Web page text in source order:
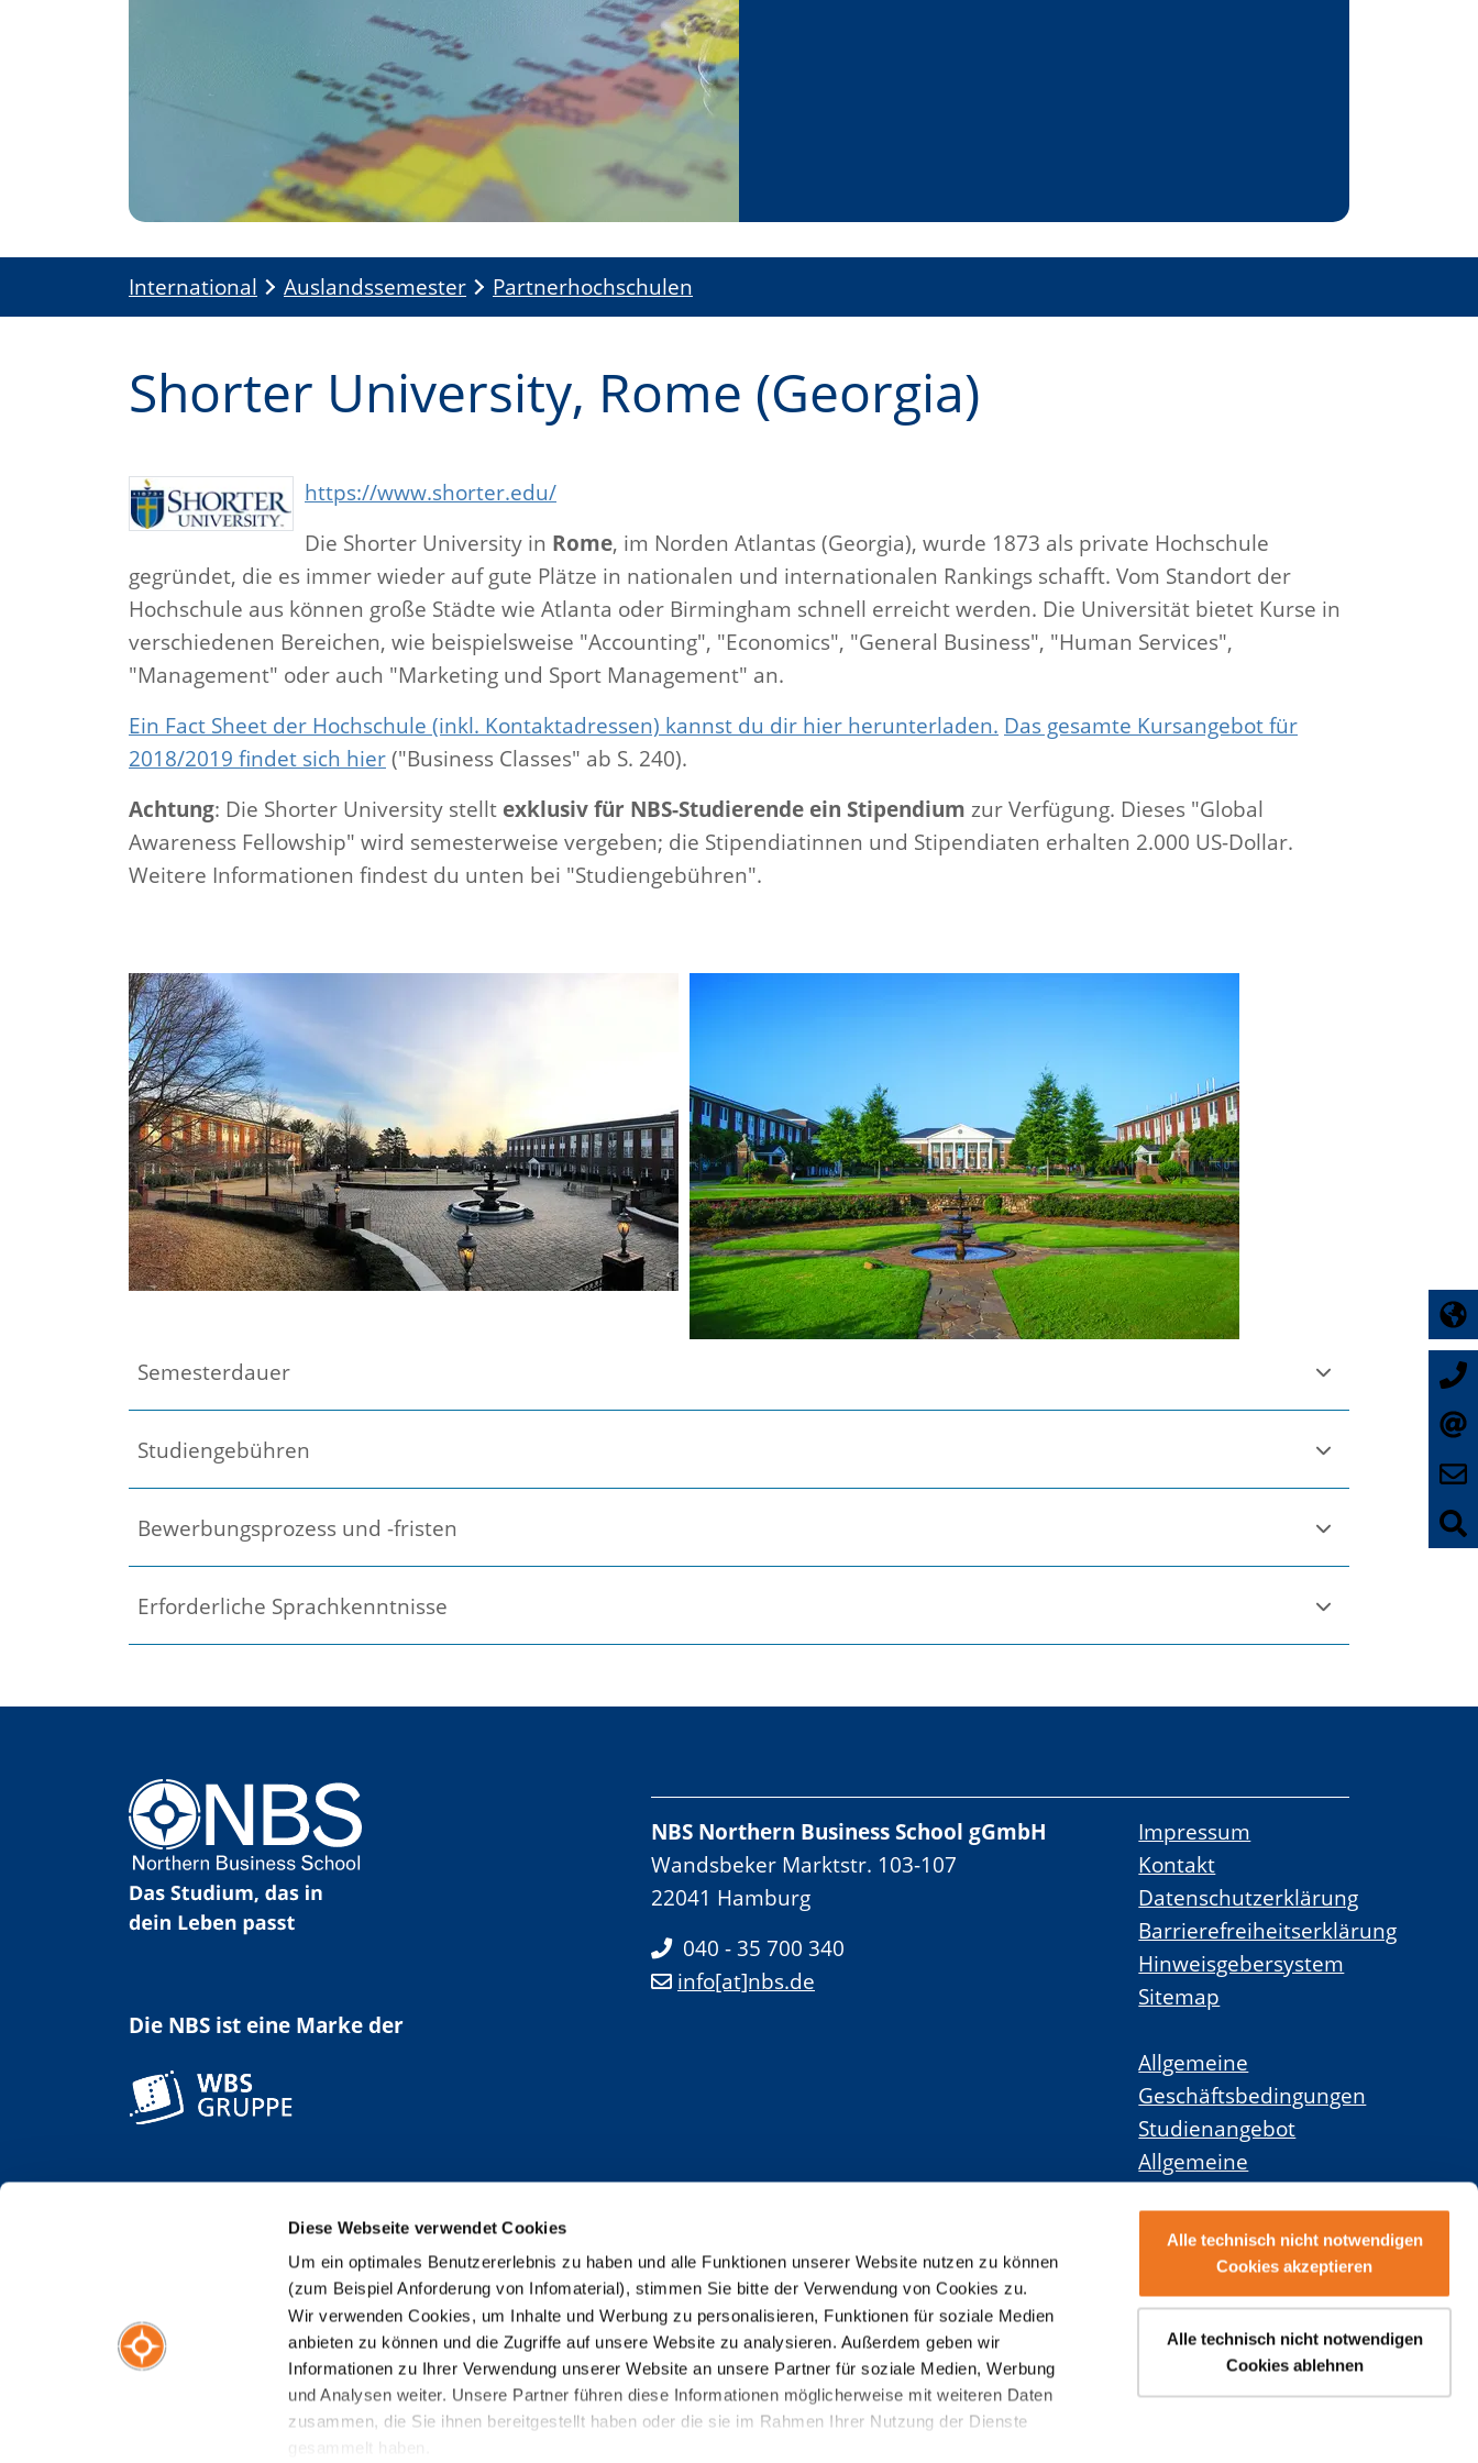
Diese Webseite verwendet Cookies
Um ein optimales Benutzererlebnis zu haben und alle Funktionen unserer Website nutzen zu können
(zum Beispiel Anforderung von Infomaterial), stimmen Sie bitte der Verwendung von Cookies zu.
Wir verwenden Cookies, um Inhalte und Werbung zu personalisieren, Funktionen für soziale Medien
anbieten zu können und die Zugriffe auf unsere Website zu analysieren. Außerdem geben wir
Informationen zu Ihrer Verwendung unserer Website an unsere Partner für soziale Medien, Werbung
und Analysen weiter. Unsere Partner führen diese Informationen möglicherweise mit weiteren Daten
zusammen, die Sie ihnen bereitgestellt haben oder die sie im Rahmen Ihrer Nutzung der Dienste
Alle technisch nicht notwendigen
Cookies akzeptieren
Alle technisch nicht notwendigen
Cookies ablehnen
International Auslandssemester Partnerhochschulen
Shorter University, Rome (Georgia)
https://www.shorter.edu/
Die Shorter University in Rome, im Norden Atlantas (Georgia), wurde 1873 als private Hochschule
gegründet, die es immer wieder auf gute Plätze in nationalen und internationalen Rankings schafft. Vom Standort der
Hochschule aus können große Städte wie Atlanta oder Birmingham schnell erreicht werden. Die Universität bietet Kurse in
verschiedenen Bereichen, wie beispielsweise "Accounting", "Economics", "General Business", "Human Services",
"Management" oder auch "Marketing und Sport Management" an.
Ein Fact Sheet der Hochschule (inkl. Kontaktadressen) kannst du dir hier herunterladen. Das gesamte Kursangebot für
2018/2019 findet sich hier("Business Classes" ab S. 240).
Achtung: Die Shorter University stellt exklusiv für NBS-Studierende ein Stipendium zur Verfügung. Dieses "Global
Awareness Fellowship" wird semesterweise vergeben; die Stipendiatinnen und Stipendiaten erhalten 2.000 US-Dollar.
Weitere Informationen findest du unten bei "Studiengebühren".
Semesterdauer
Studiengebühren
Bewerbungsprozess und -fristen
Erforderliche Sprachkenntnisse
Die NBS ist eine Marke der
NBS Northern Business School gGmbH
Wandsbeker Marktstr. 103-107
22041 Hamburg
040 - 35 700 340
info[at]nbs.de
Impressum
Kontakt
Datenschutzerklärung
Barrierefreiheitserklärung
Hinweisgebersystem
Sitemap
Allgemeine
Geschäftsbedingungen
Studienangebot
Allgemeine
Weiterbildungsangebot
Widerruf
Kündigung
Studienvertrag